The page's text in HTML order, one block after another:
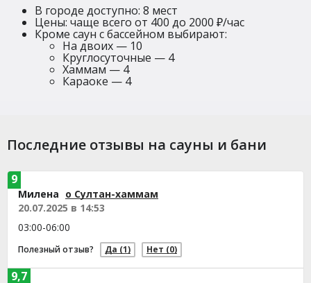
В городе доступно: 8 мест
Цены: чаще всего от 400 до 2000 ₽/час
Кроме саун с бассейном выбирают:
На двоих — 10
Круглосуточные — 4
Хаммам — 4
Караоке — 4
Последние отзывы на сауны и бани
Милена о Султан-хаммам
20.07.2025 в 14:53
03:00-06:00
Полезный отзыв? Да (1) Нет (0)
9
9,7